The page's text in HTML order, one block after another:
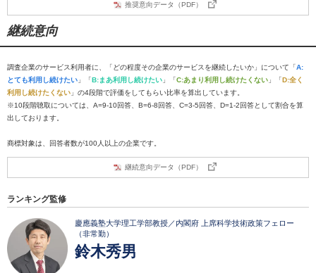
推奨意向データ（PDF）
継続意向
調査企業のサービス利用者に、「どの程度その企業のサービスを継続したいか」について「A:
とても利用し続けたい 」「B:まあ利用し続けたい 」「C:あまり利用し続けたくない 」「D:全く
利用し続けたくない 」の4段階で評価をしてもらい比率を算出しています。
※10段階聴取については、A=9-10回答、B=6-8回答、C=3-5回答、D=1-2回答として割合を算
出しております。
商標対象は、回答者数が100人以上の企業です。
継続意向データ（PDF）
ランキング監修
慶應義塾大学理工学部教授／内閣府 上席科学技術政策フェロー
（非常勤）
鈴木秀男